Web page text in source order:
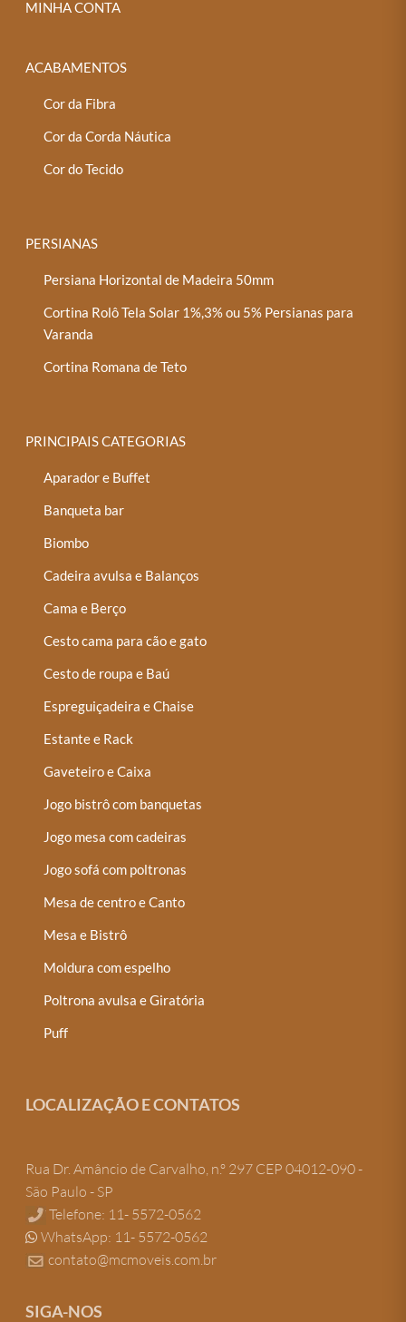
MINHA CONTA
ACABAMENTOS
Cor da Fibra
Cor da Corda Náutica
Cor do Tecido
PERSIANAS
Persiana Horizontal de Madeira 50mm
Cortina Rolô Tela Solar 1%,3% ou 5% Persianas para
Varanda
Cortina Romana de Teto
PRINCIPAIS CATEGORIAS
Aparador e Buffet
Banqueta bar
Biombo
Cadeira avulsa e Balanços
Cama e Berço
Cesto cama para cão e gato
Cesto de roupa e Baú
Espreguiçadeira e Chaise
Estante e Rack
Gaveteiro e Caixa
Jogo bistrô com banquetas
Jogo mesa com cadeiras
Jogo sofá com poltronas
Mesa de centro e Canto
Mesa e Bistrô
Moldura com espelho
Poltrona avulsa e Giratória
Puff
LOCALIZAÇÃO E CONTATOS
Rua Dr. Amâncio de Carvalho, n.º 297 CEP 04012-090 -
São Paulo - SP
Telefone: 11- 5572-0562
WhatsApp: 11- 5572-0562
contato@mcmoveis.com.br
SIGA-NOS